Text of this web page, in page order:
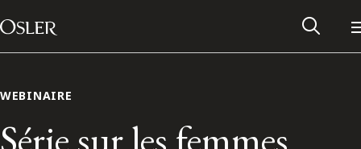
Passer au contenu
Main Navigation
WEBINAIRE